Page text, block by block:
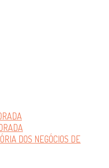
DOS NEGÓCIOS DE